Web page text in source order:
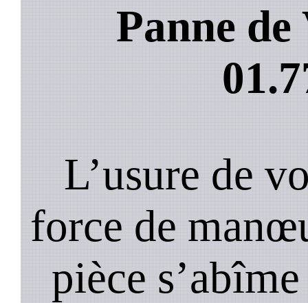
Panne
L’usure de
force de
pièce